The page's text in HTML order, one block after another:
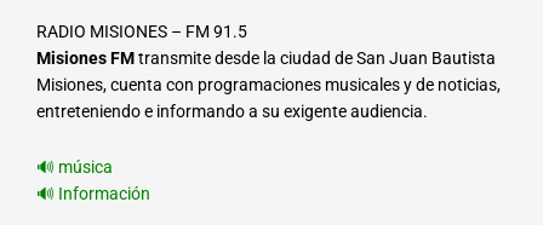
RADIO MISIONES – FM 91.5
Misiones FMtransmite desde la ciudad de San Juan Bautista
Misiones, cuenta con programaciones musicales y de noticias,
entreteniendo e informando a su exigente audiencia.
🔊 música
🔊 Información